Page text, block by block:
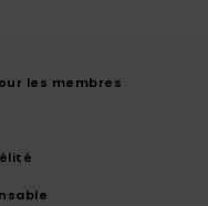
les membres